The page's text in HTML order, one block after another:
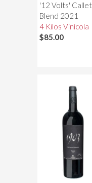
'12 Volts' Callet
Blend 2021
4 Kilos Vinícola
$85.00